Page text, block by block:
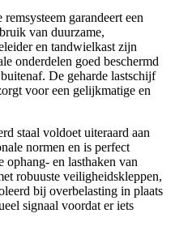
garandeert een
van duurzame,
en tandwielkast zijn
onderdelen goed beschermd
De geharde lastschijf
voor een gelijkmatige en
staal voldoet uiteraard aan
normen en is perfect
ophang- en lasthaken van
robuuste veiligheidskleppen,
bij overbelasting in plaats
signaal voordat er iets